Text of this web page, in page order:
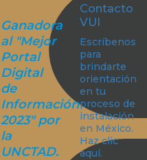
Ganadora
al "Mejor
Portal
Digital
de
Información
2023" por
la
UNCTAD.
Contacto
VUI
Escríbenos
para
brindarte
orientación
en tu
proceso de
instalación
en México.
Haz clic
aquí.